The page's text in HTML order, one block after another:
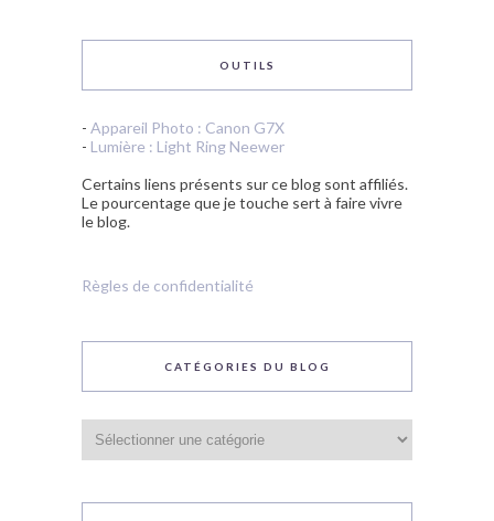
OUTILS
- Appareil Photo : Canon G7X
- Lumière : Light Ring Neewer
Certains liens présents sur ce blog sont affiliés.
Le pourcentage que je touche sert à faire vivre
le blog.
Règles de confidentialité
CATÉGORIES DU BLOG
du
blog